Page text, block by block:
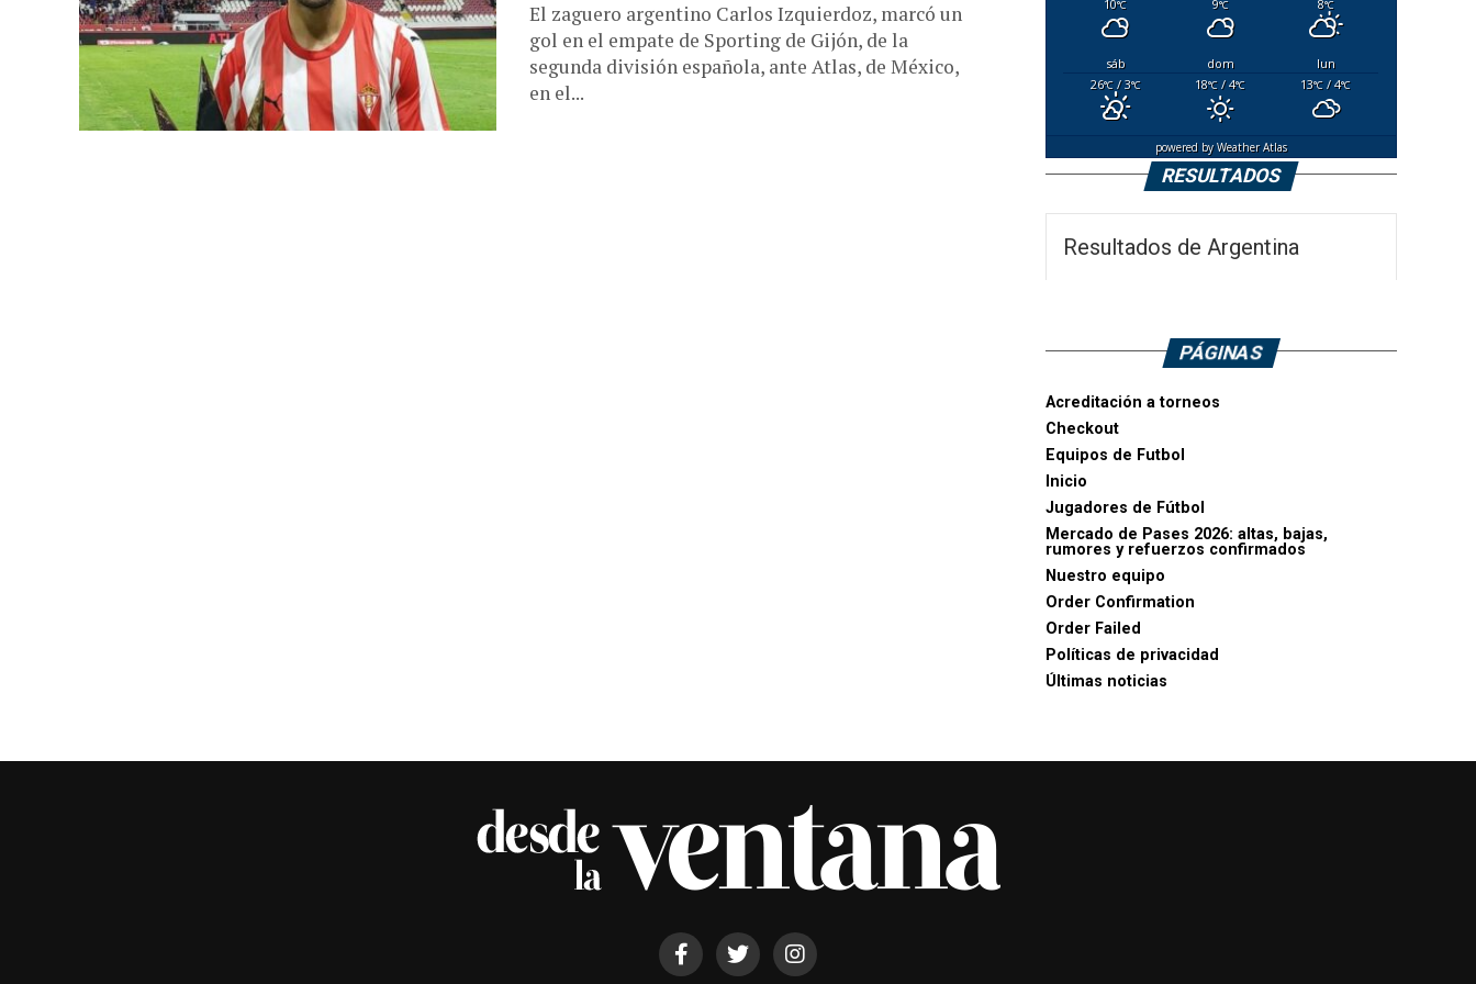
El zaguero argentino Carlos Izquierdoz, marcó un
gol en el empate de Sporting de Gijón, de la
segunda división española, ante Atlas, de México,
en el...
10°C 9°C 8°C
sáb dom
lun
26°C/ 3°C 18°C / 4°C 13°C / 4°C
powered byWeather Atlas
RESULTADOS
Resultados de Argentina
PÁGINAS
Acreditación a torneos
Checkout
Equipos de Futbol
Inicio
Jugadores de Fútbol
Mercado de Pases 2026: altas, bajas,
rumores y refuerzos confirmados
Nuestro equipo
Order Confirmation
Order Failed
Políticas de privacidad
Últimas noticias